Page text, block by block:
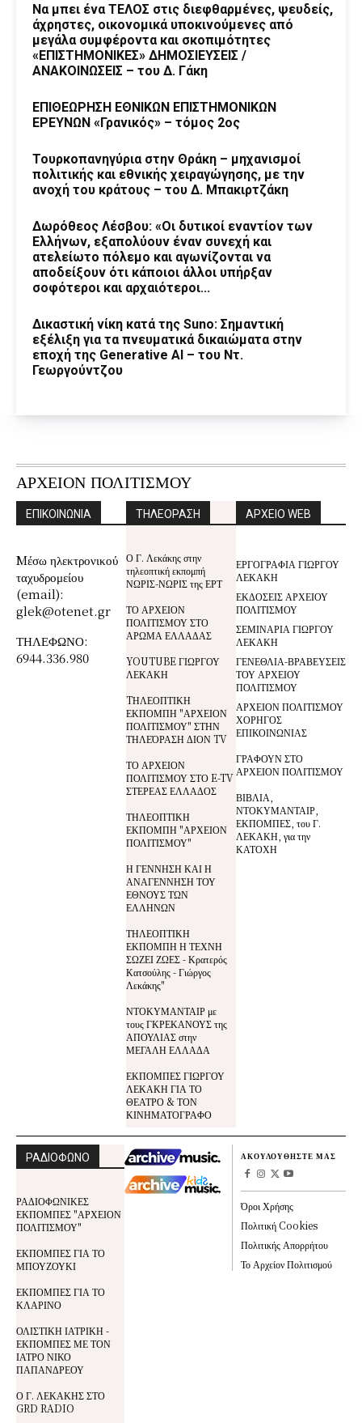
Να μπει ένα ΤΕΛΟΣ στις διεφθαρμένες, ψευδείς,
άχρηστες, οικονομικά υποκινούμενες από
μεγάλα συμφέροντα και σκοπιμότητες
«ΕΠΙΣΤΗΜΟΝΙΚΕΣ» ΔΗΜΟΣΙΕΥΣΕΙΣ /
ΑΝΑΚΟΙΝΩΣΕΙΣ – του Δ. Γάκη
ΕΠΙΘΕΩΡΗΣΗ ΕΘΝΙΚΩΝ ΕΠΙΣΤΗΜΟΝΙΚΩΝ
ΕΡΕΥΝΩΝ «Γρανικός» – τόμος 2ος
Τουρκοπανηγύρια στην Θράκη – μηχανισμοί
πολιτικής και εθνικής χειραγώγησης, με την
ανοχή του κράτους – του Δ. Μπακιρτζάκη
Δωρόθεος Λέσβου: «Οι δυτικοί εναντίον των
Ελλήνων, εξαπολύουν έναν συνεχή και
ατελείωτο πόλεμο και αγωνίζονται να
αποδείξουν ότι κάποιοι άλλοι υπήρξαν
σοφότεροι και αρχαιότεροι...
Δικαστική νίκη κατά της Suno: Σημαντική
εξέλιξη για τα πνευματικά δικαιώματα στην
εποχή της Generative AI – του Ντ.
Γεωργούντζου
ΑΡΧΕΙΟΝ ΠΟΛΙΤΙΣΜΟΥ
ΕΠΙΚΟΙΝΩΝΙΑ
Mέσω ηλεκτρονικού
ταχυδρομείου
(email):
glek@otenet.gr
ΤΗΛΕΦΩΝΟ:
6944.336.980
ΤΗΛΕΟΡΑΣΗ
Ο Γ. Λεκάκης στην
τηλεοπτική εκπομπή
ΝΩΡΙΣ-ΝΩΡΙΣ της ΕΡΤ
ΤΟ ΑΡΧΕΙΟΝ
ΠΟΛΙΤΙΣΜΟΥ ΣΤΟ
ΑΡΩΜΑ ΕΛΛΑΔΑΣ
YOUTUBE ΓΙΩΡΓΟΥ
ΛΕΚΑΚΗ
TΗΛΕΟΠΤΙΚΗ
ΕΚΠΟΜΠΗ "ΑΡΧΕΙΟΝ
ΠΟΛΙΤΙΣΜΟΥ" ΣΤΗΝ
ΤΗΛΕΌΡΑΣΗ ΔΙΟΝ TV
ΤΟ ΑΡΧΕΙΟΝ
ΠΟΛΙΤΙΣΜΟΥ ΣΤΟ E-TV
ΣΤΕΡΕΑΣ ΕΛΛΑΔΟΣ
ΤΗΛΕΟΠΤΙΚΗ
ΕΚΠΟΜΠΗ "ΑΡΧΕΙΟΝ
ΠΟΛΙΤΙΣΜΟΥ"
Η ΓΕΝΝΗΣΗ ΚΑΙ Η
ΑΝΑΓΕΝΝΗΣΗ ΤΟΥ
ΕΘΝΟΥΣ ΤΩΝ
ΕΛΛΗΝΩΝ
ΤΗΛΕΟΠΤΙΚΗ
ΕΚΠΟΜΠΗ Η ΤΕΧΝΗ
ΣΩΖΕΙ ΖΩΕΣ - Κρατερός
Κατσούλης - Γιώργος
Λεκάκης"
ΝΤΟΚΥΜΑΝΤΑΙΡ με
τους ΓΚΡΕΚΑΝΟΥΣ της
ΑΠΟΥΛΙΑΣ στην
ΜΕΓΑΛΗ ΕΛΛΑΔΑ
ΕΚΠΟΜΠΕΣ ΓΙΩΡΓΟΥ
ΛΕΚΑΚΗ ΓΙΑ ΤΟ
ΘΕΑΤΡΟ & ΤΟΝ
ΚΙΝΗΜΑΤΟΓΡΑΦΟ
ΑΡΧΕΙΟ WEB
ΕΡΓΟΓΡΑΦΙΑ ΓΙΩΡΓΟΥ
ΛΕΚΑΚΗ
ΕΚΔΟΣΕΙΣ ΑΡΧΕΙΟΥ
ΠΟΛΙΤΙΣΜΟΥ
ΣΕΜΙΝΑΡΙΑ ΓΙΩΡΓΟΥ
ΛΕΚΑΚΗ
ΓΕΝΕΘΛΙΑ-ΒΡΑΒΕΥΣΕΙΣ
ΤΟΥ ΑΡΧΕΙΟΥ
ΠΟΛΙΤΙΣΜΟΥ
ΑΡΧΕΙΟΝ ΠΟΛΙΤΙΣΜΟΥ
ΧΟΡΗΓΟΣ
ΕΠΙΚΟΙΝΩΝΙΑΣ
ΓΡΑΦΟΥΝ ΣΤΟ
ΑΡΧΕΙΟΝ ΠΟΛΙΤΙΣΜΟΥ
ΒΙΒΛΙΑ,
ΝΤΟΚΥΜΑΝΤΑΙΡ,
ΕΚΠΟΜΠΕΣ, του Γ.
ΛΕΚΑΚΗ, για την
ΚΑΤΟΧΗ
ΡΑΔΙΟΦΩΝΟ
ΡΑΔΙΟΦΩΝΙΚΕΣ
ΕΚΠΟΜΠΕΣ "ΑΡΧΕΙΟΝ
ΠΟΛΙΤΙΣΜΟΥ"
ΕΚΠΟΜΠΕΣ ΓΙΑ ΤΟ
ΜΠΟΥΖΟΥΚΙ
ΕΚΠΟΜΠΕΣ ΓΙΑ ΤΟ
ΚΛΑΡΙΝΟ
ΟΛΙΣΤΙΚΗ ΙΑΤΡΙΚΗ -
ΕΚΠΟΜΠΕΣ ΜΕ ΤΟΝ
ΙΑΤΡΟ ΝΙΚΟ
ΠΑΠΑΝΔΡΕΟΥ
Ο Γ. ΛΕΚΑΚΗΣ ΣΤΟ
GRD RADIO
ΑΚΟΥΛΟΥΘΗΣΤΕ ΜΑΣ
Όροι Χρήσης
Πολιτική Cookies
Πολιτικής Απορρήτου
Το Αρχείον Πολιτισμού